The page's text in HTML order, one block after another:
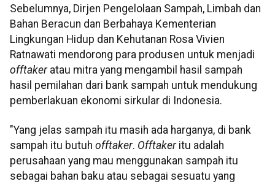
Sebelumnya, Dirjen Pengelolaan Sampah, Limbah dan
Bahan Beracun dan Berbahaya Kementerian
Lingkungan Hidup dan Kehutanan Rosa Vivien
Ratnawati mendorong para produsen untuk menjadi
offtakeratau mitra yang mengambil hasil sampah
hasil pemilahan dari bank sampah untuk mendukung
pemberlakuan ekonomi sirkular di Indonesia.
"Yang jelas sampah itu masih ada harganya, di bank
sampah itu butuh offtaker. Offtaker itu adalah
perusahaan yang mau menggunakan sampah itu
sebagai bahan baku atau sebagai sesuatu yang